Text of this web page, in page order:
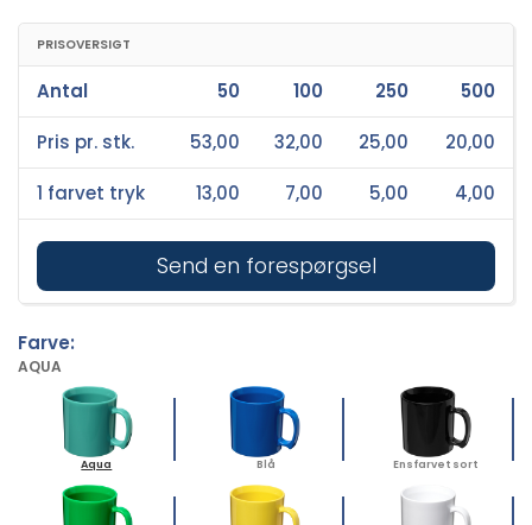
PRISOVERSIGT
Send en forespørgsel
Antal 50 100 250 500
Pris pr. stk. 53,00 32,00 25,00 20,00
1 farvet tryk 13,00 7,00 5,00 4,00
Farve:
AQUA
Aqua Blå Ensfarvet sort